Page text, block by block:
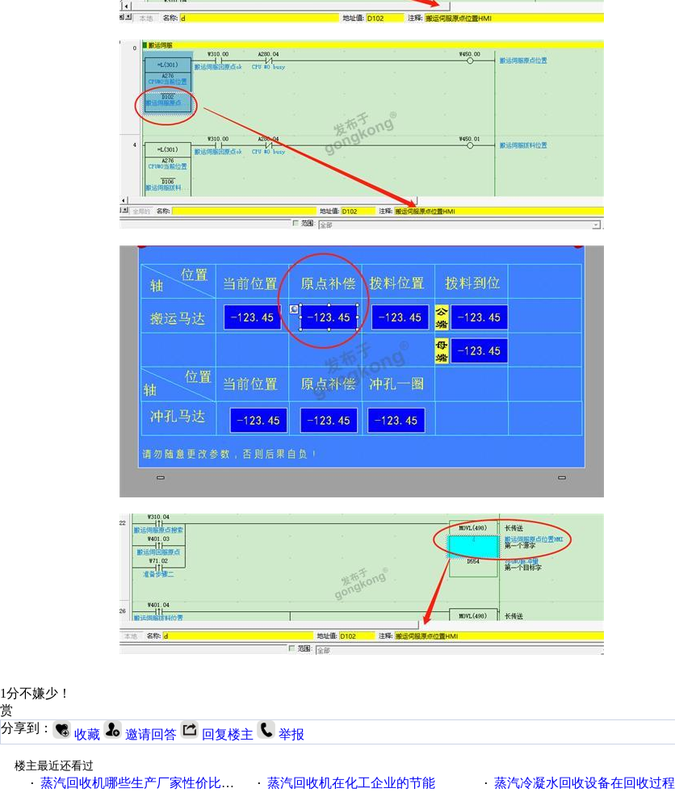
1分不嫌少！
赏
分享到：
收藏 邀请回答 回复楼主 举报
楼主最近还看过
· 蒸汽回收机哪些生产厂家性价比高一些 · 蒸汽回收机在化工企业的节能 · 蒸汽冷凝水回收设备在回收过程中的运行要点